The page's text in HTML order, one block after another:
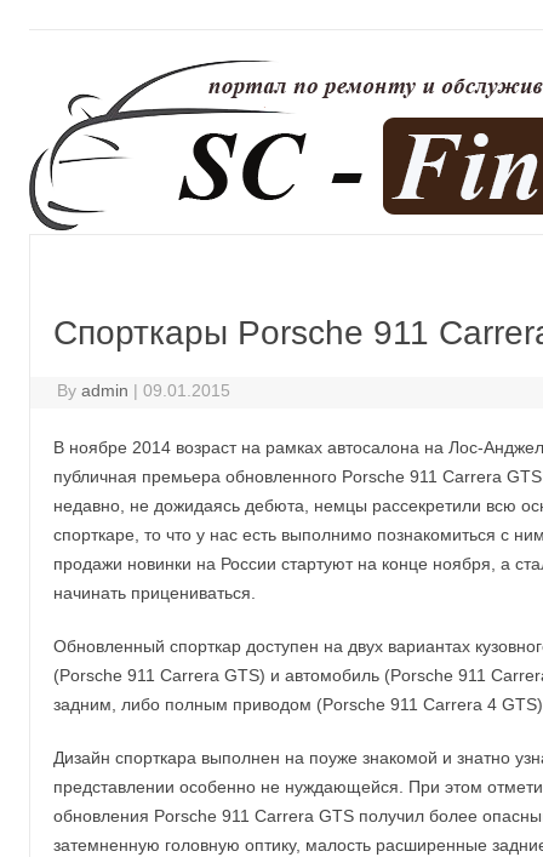
Спорткары Porsche 911
Byadmin | 09.01.2015
В ноябре 2014 возраст на рамках автосалона на Лос-
публичная премьера обновленного Porsche 911 Carrera
недавно, не дожидаясь дебюта, немцы рассекретили всю
спорткаре, то что у нас есть выполнимо познакомиться с
продажи новинки на России стартуют на конце ноября, а
начинать прицениваться.
Обновленный спорткар доступен на двух вариантах
(Porsche 911 Carrera GTS) и автомобиль (Porsche 911
задним, либо полным приводом (Porsche 911 Carrera 4
Дизайн спорткара выполнен на поуже знакомой и знатно
представлении особенно не нуждающейся. При этом
обновления Porsche 911 Carrera GTS получил более
затемненную головную оптику, малость расширенные